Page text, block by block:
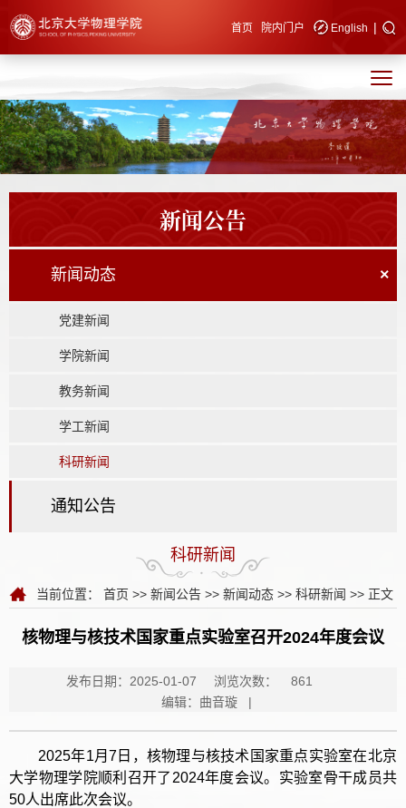
快速导航 首页 院内门户 English |
新闻公告
新闻动态 ×
党建新闻
学院新闻
教务新闻
学工新闻
科研新闻
通知公告
科研新闻
当前位置： 首页 >> 新闻公告 >> 新闻动态 >> 科研新闻 >> 正文
核物理与核技术国家重点实验室召开2024年度会议
发布日期：2025-01-07 浏览次数：
861
编辑：曲音璇 |
2025年1月7日，核物理与核技术国家重点实验室在北京
大学物理学院顺利召开了2024年度会议。实验室骨干成员共
50人出席此次会议。